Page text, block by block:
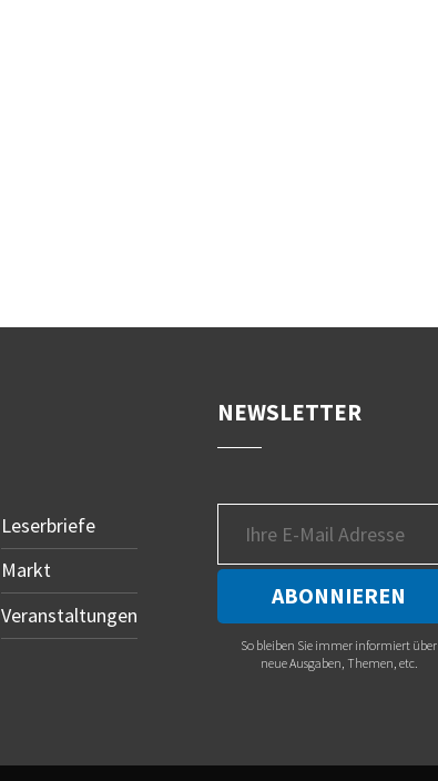
Leserbriefe
Markt
Veranstaltungen
NEWSLETTER
So bleiben Sie immer informiert über
neue Ausgaben, Themen, etc.